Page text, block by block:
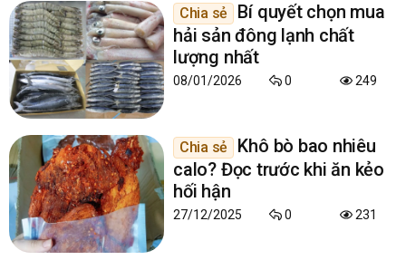
Chia sẻ
Bí quyết chọn mua
hải sản đông lạnh chất
lượng nhất
08/01/2026 0 249
Chia sẻ
Khô bò bao nhiêu
calo? Đọc trước khi ăn kẻo
hối hận
27/12/2025 0 231